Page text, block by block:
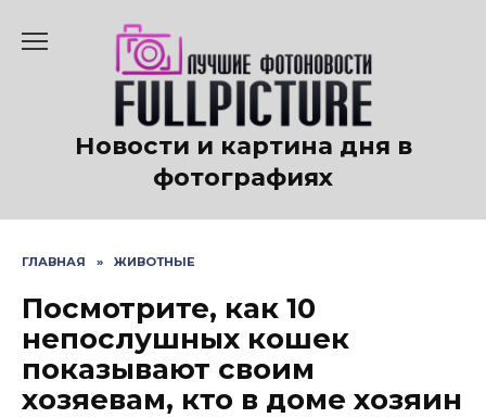
содержанию
Новости и картина дня в
фотографиях
ГЛАВНАЯ » ЖИВОТНЫЕ
Посмотрите, как 10
непослушных кошек
показывают своим
хозяевам, кто в доме хозяин